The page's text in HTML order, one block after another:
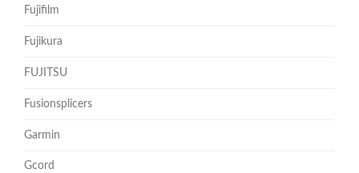
Fujifilm
Fujikura
FUJITSU
Fusionsplicers
Garmin
Gcord